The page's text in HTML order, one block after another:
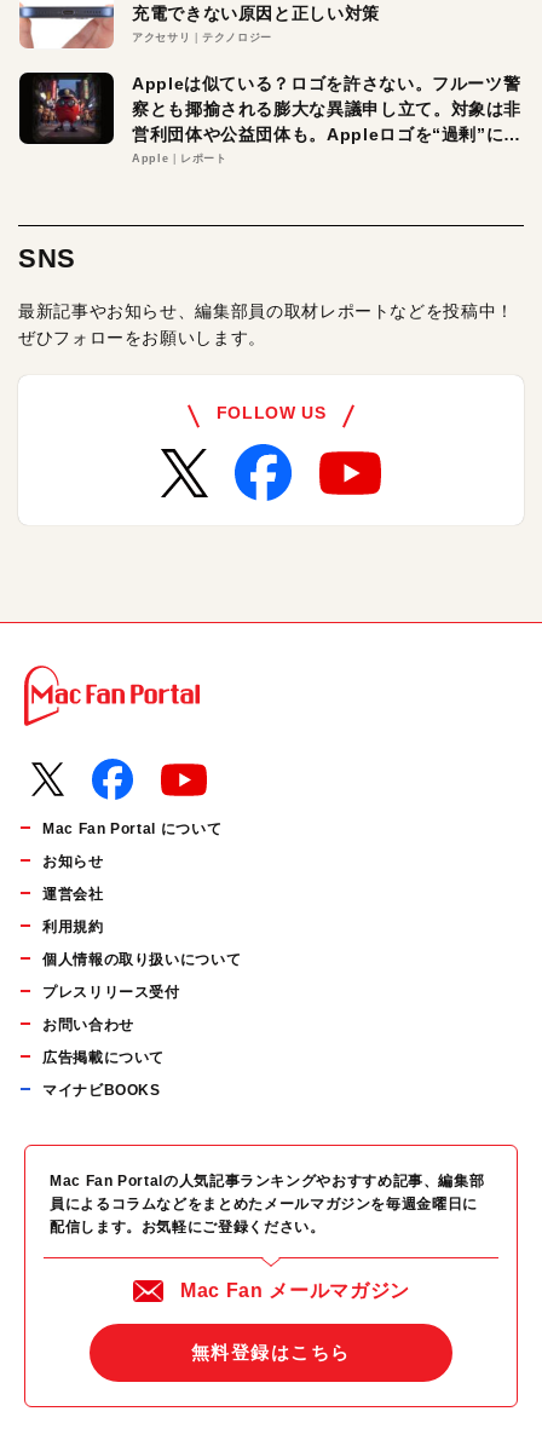
充電できない原因と正しい対策
アクセサリ テクノロジー
Appleは似ている？ロゴを許さない。フルーツ警
察とも揶揄される膨大な異議申し立て。対象は非
営利団体や公益団体も。Appleロゴを“過剰”に守
る理由とは
Apple レポート
SNS
最新記事やお知らせ、編集部員の取材レポートなどを投稿中！
ぜひフォローをお願いします。
FOLLOW US
Mac Fan Portal について
お知らせ
運営会社
利用規約
個人情報の取り扱いについて
プレスリリース受付
お問い合わせ
広告掲載について
マイナビBOOKS
Mac Fan Portalの人気記事ランキングやおすすめ記事、編集部
員によるコラムなどをまとめたメールマガジンを毎週金曜日に
配信します。お気軽にご登録ください。
Mac Fan メールマガジン
無料登録はこちら